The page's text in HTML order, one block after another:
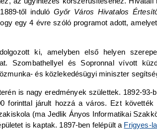
től induló Győr Város Hivatalos
egy 4 évre szóló programot adott,
ki, amelyben első helyen
Szombathellyel és Sopronnal vívott
és közlekedésügyi miniszter
is nagy eredmények születtek. 1892-93-
forinttal járult hozzá a város. Ezt
(ma Jedlik Ányos Informatikai
is kaptak. 1897-ben felépült a Frigyes-